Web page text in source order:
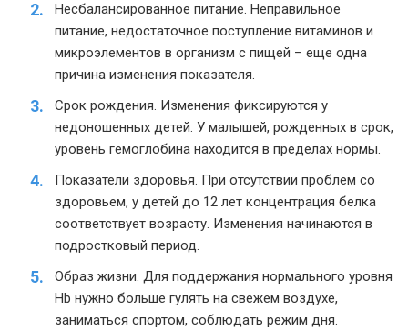
Несбалансированное питание. Неправильное
питание, недостаточное поступление витаминов и
микроэлементов в организм с пищей – еще одна
причина изменения показателя.
Срок рождения. Изменения фиксируются у
недоношенных детей. У малышей, рожденных в срок,
уровень гемоглобина находится в пределах нормы.
Показатели здоровья. При отсутствии проблем со
здоровьем, у детей до 12 лет концентрация белка
соответствует возрасту. Изменения начинаются в
подростковый период.
Образ жизни. Для поддержания нормального уровня
Hb нужно больше гулять на свежем воздухе,
заниматься спортом, соблюдать режим дня.